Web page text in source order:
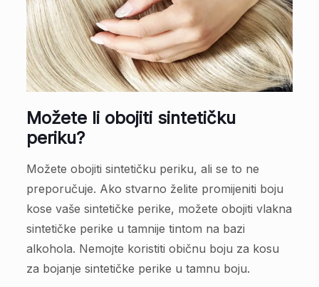
Možete li obojiti sintetičku
periku?
Možete obojiti sintetičku periku, ali se to ne
preporučuje. Ako stvarno želite promijeniti boju
kose vaše sintetičke perike, možete obojiti vlakna
sintetičke perike u tamnije tintom na bazi
alkohola. Nemojte koristiti običnu boju za kosu
za bojanje sintetičke perike u tamnu boju.